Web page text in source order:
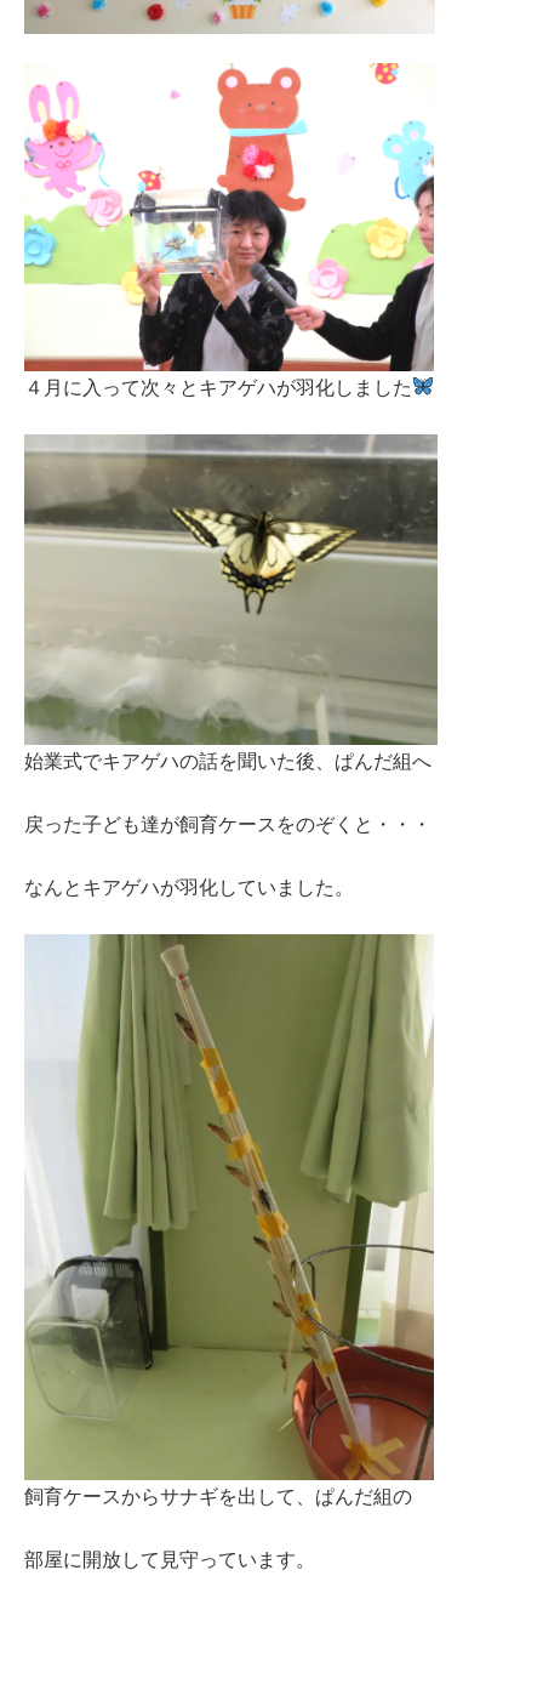
４月に入って次々とキアゲハが羽化しました
始業式でキアゲハの話を聞いた後、ぱんだ組へ
戻った子ども達が飼育ケースをのぞくと・・・
なんとキアゲハが羽化していました。
飼育ケースからサナギを出して、ぱんだ組の
部屋に開放して見守っています。